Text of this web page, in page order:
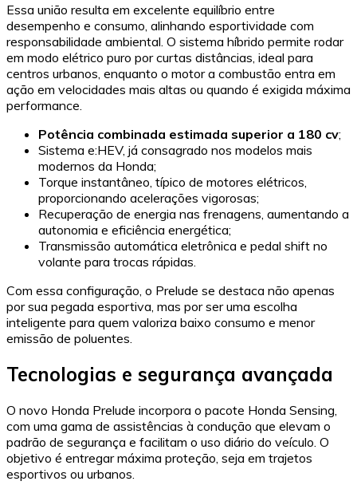
Essa união resulta em excelente equilíbrio entre
desempenho e consumo, alinhando esportividade com
responsabilidade ambiental. O sistema híbrido permite rodar
em modo elétrico puro por curtas distâncias, ideal para
centros urbanos, enquanto o motor a combustão entra em
ação em velocidades mais altas ou quando é exigida máxima
performance.
Potência combinada estimada superior a 180 cv;
Sistema e:HEV, já consagrado nos modelos mais
modernos da Honda;
Torque instantâneo, típico de motores elétricos,
proporcionando acelerações vigorosas;
Recuperação de energia nas frenagens, aumentando a
autonomia e eficiência energética;
Transmissão automática eletrônica e pedal shift no
volante para trocas rápidas.
Com essa configuração, o Prelude se destaca não apenas
por sua pegada esportiva, mas por ser uma escolha
inteligente para quem valoriza baixo consumo e menor
emissão de poluentes.
Tecnologias e segurança avançada
O novo Honda Prelude incorpora o pacote Honda Sensing,
com uma gama de assistências à condução que elevam o
padrão de segurança e facilitam o uso diário do veículo. O
objetivo é entregar máxima proteção, seja em trajetos
esportivos ou urbanos.